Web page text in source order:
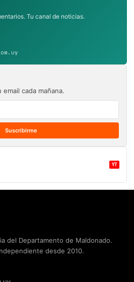
Tu canal de noticias.
cada mañana.
Suscribirme
YT
del Departamento de Maldonado.
desde 2010.